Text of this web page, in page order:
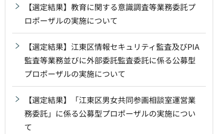
【選定結果】教育に関する意識調査等業務委託プ
ロポーザルの実施について
【選定結果】江東区情報セキュリティ監査及びPIA
監査等業務並びに外部委託監査委託に係る公募型
プロポーザルの実施について
【選定結果】「江東区男女共同参画相談室運営業
務委託」に係る公募型プロポーザルの実施につい
て